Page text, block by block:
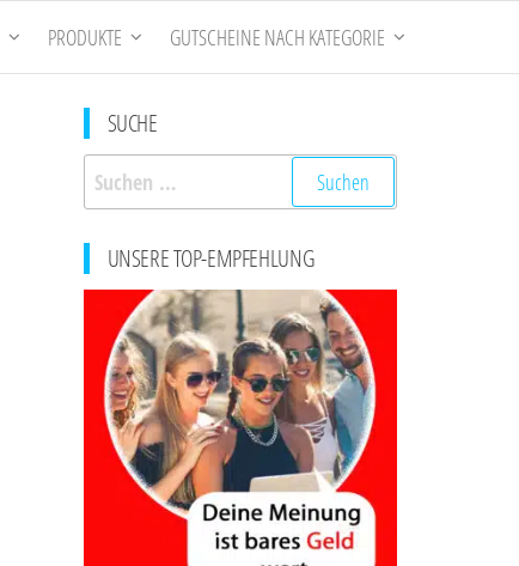
PRODUKTE GUTSCHEINE NACH KATEGORIE
SUCHE
Suchen
nach:
UNSERE TOP-EMPFEHLUNG